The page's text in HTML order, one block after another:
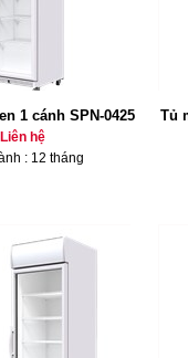
1 cánh SPN-0425
Liên hệ
: 12 tháng
Tủ